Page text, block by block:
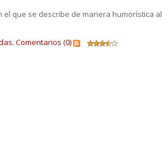
el que se describe de manera humorística
Comentarios (0)